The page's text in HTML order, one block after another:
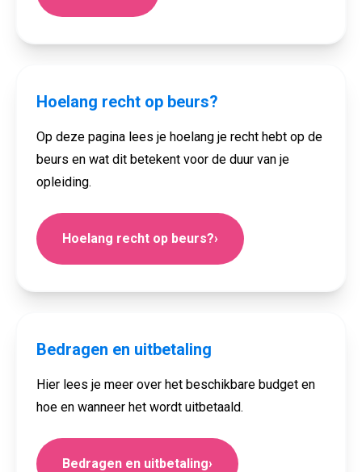
Hoelang recht op beurs?
Op deze pagina lees je hoelang je recht hebt op de
beurs en wat dit betekent voor de duur van je
opleiding.
Hoelang recht op beurs?›
Bedragen en uitbetaling
Hier lees je meer over het beschikbare budget en
hoe en wanneer het wordt uitbetaald.
Bedragen en uitbetaling›